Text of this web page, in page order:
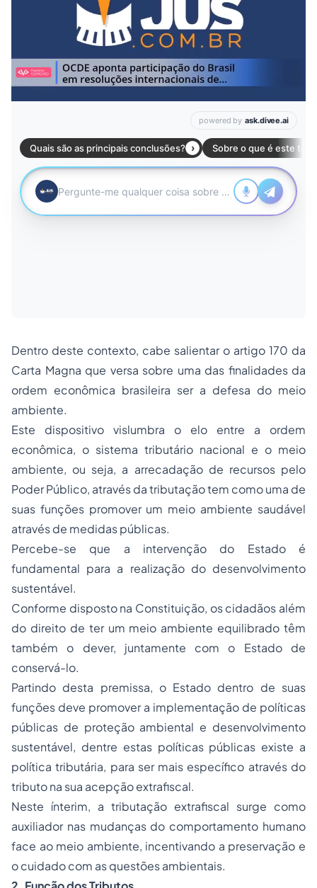
Dentro deste contexto, cabe salientar o artigo 170 da
Carta Magna que versa sobre uma das finalidades da
ordem econômica brasileira ser a defesa do meio
ambiente.
Este dispositivo vislumbra o elo entre a ordem
econômica, o sistema tributário nacional e o meio
ambiente, ou seja, a arrecadação de recursos pelo
Poder Público, através da tributação tem como uma de
suas funções promover um meio ambiente saudável
através de medidas públicas.
Percebe-se que a intervenção do Estado é
fundamental para a realização do desenvolvimento
sustentável.
Conforme disposto na Constituição, os cidadãos além
do direito de ter um meio ambiente equilibrado têm
também o dever, juntamente com o Estado de
conservá-lo.
Partindo desta premissa, o Estado dentro de suas
funções deve promover a implementação de políticas
públicas de proteção ambiental e desenvolvimento
sustentável, dentre estas políticas públicas existe a
política tributária, para ser mais específico através do
tributo na sua acepção extrafiscal.
Neste ínterim, a tributação extrafiscal surge como
auxiliador nas mudanças do comportamento humano
face ao meio ambiente, incentivando a preservação e
o cuidado com as questões ambientais.